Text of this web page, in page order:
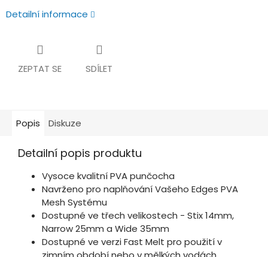
Detailní informace
ZEPTAT SE SDÍLET
Popis Diskuze
Detailní popis produktu
Vysoce kvalitní PVA punčocha
Navrženo pro naplňování Vašeho Edges PVA
Mesh Systému
Dostupné ve třech velikostech - Stix 14mm,
Narrow 25mm a Wide 35mm
Dostupné ve verzi Fast Melt pro použití v